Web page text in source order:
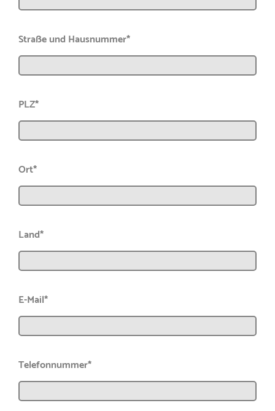
Straße und Hausnummer*
PLZ*
Ort*
Land*
E-Mail*
Telefonnummer*